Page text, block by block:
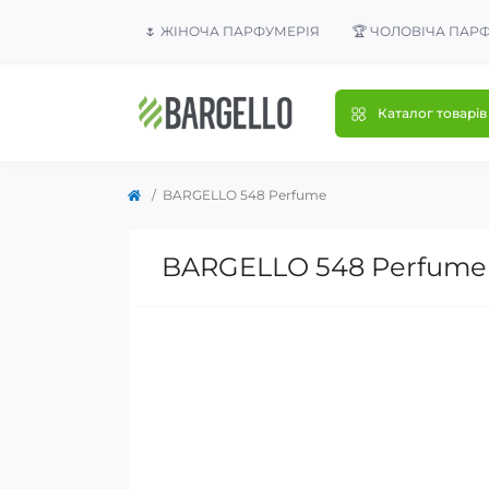
🌷 ЖІНОЧА ПАРФУМЕРІЯ 🏆 ЧОЛОВІЧА
Каталог товарів
BARGELLO 548 Perfume
BARGELLO 548 Perfume